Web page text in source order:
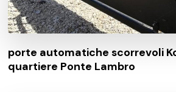
porte automatiche scorrevoli
quartiere Ponte Lambro